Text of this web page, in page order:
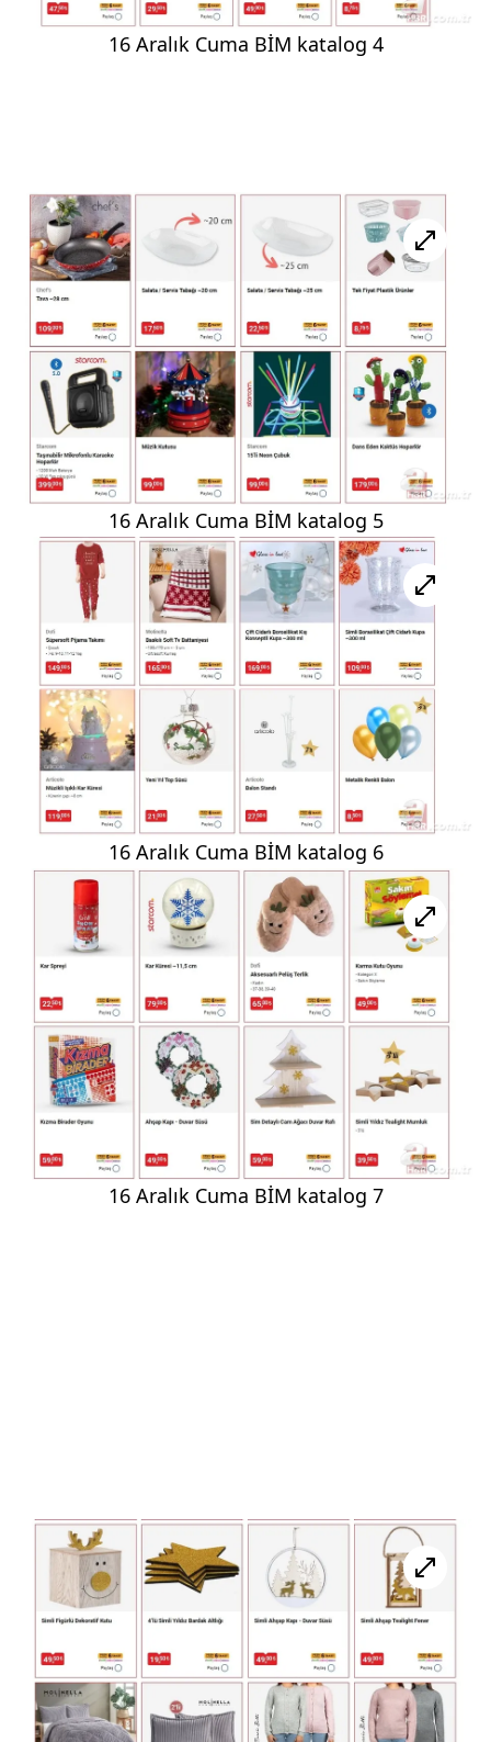
16 Aralık Cuma BİM katalog 4
16 Aralık Cuma BİM katalog 5
16 Aralık Cuma BİM katalog 6
16 Aralık Cuma BİM katalog 7